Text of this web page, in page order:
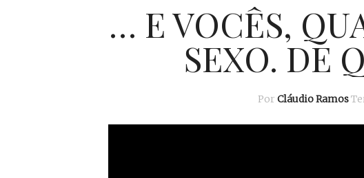
… E VOCÊS,
SEXO. DE
PorCláudio Ramos